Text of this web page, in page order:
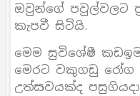
ඔවුන්ගේ පවුල්වලට
කැපවී සිටියි.
මෙම සුවිශේෂී
මෙරට වකුගඩු රෝග
උත්සවයක්ද